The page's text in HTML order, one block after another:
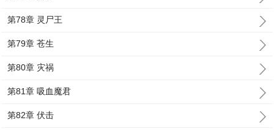
第78章 灵尸王
第79章 苍生
第80章 灾祸
第81章 吸血魔君
第82章 伏击